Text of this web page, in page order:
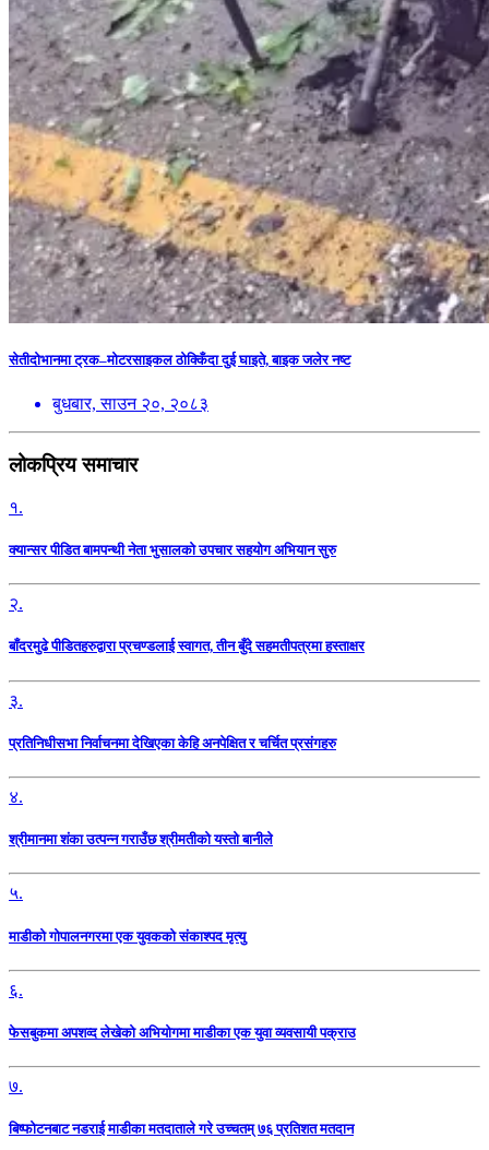
सेतीदोभानमा ट्रक–मोटरसाइकल ठोक्किँदा दुई घाइते, बाइक जलेर नष्ट
बुधबार, साउन २०, २०८३
लोकप्रिय समाचार
१.
क्यान्सर पीडित बामपन्थी नेता भुसालकाे उपचार सहयोग अभियान सुरु
२.
बाँदरमुढे पीडितहरुद्वारा प्रचण्डलाई स्वागत, तीन बुँदे सहमतीपत्रमा हस्ताक्षर
३.
प्रतिनिधीसभा निर्वाचनमा देखिएका केहि अनपेक्षित र चर्चित प्रसंगहरु
४.
श्रीमानमा शंका उत्पन्न गराउँछ श्रीमतीको यस्तो बानीले
५.
माडीको गोपालनगरमा एक युवकको संकाश्पद मृत्यु
६.
फेसबुकमा अपशव्द लेखेको अभियोगमा माडीका एक युवा व्यवसायी पक्राउ
७.
बिष्फोटनबाट नडराई माडीका मतदाताले गरे उच्चतम् ७६ प्रतिशत मतदान